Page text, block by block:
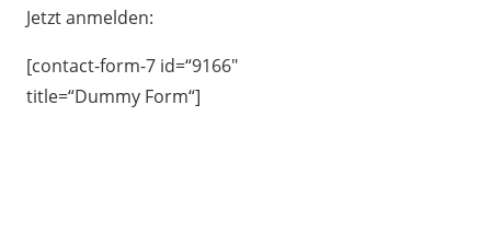
Jetzt anmelden:
[contact-form-7 id=“9166″
title=“Dummy Form“]